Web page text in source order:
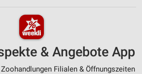
& Angebote App
Filialen & Öffnungszeiten